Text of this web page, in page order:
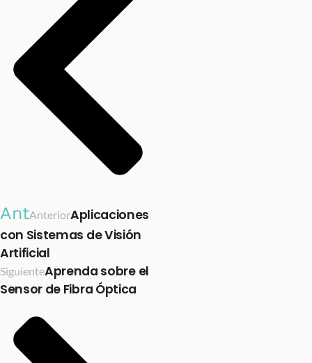
AntAnteriorAplicaciones
con Sistemas de Visión
Artificial
SiguienteAprenda sobre el
Sensor de Fibra Óptica